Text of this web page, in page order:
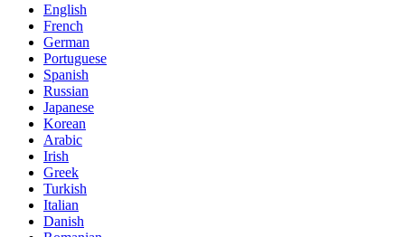
English
French
German
Portuguese
Spanish
Russian
Japanese
Korean
Arabic
Irish
Greek
Turkish
Italian
Danish